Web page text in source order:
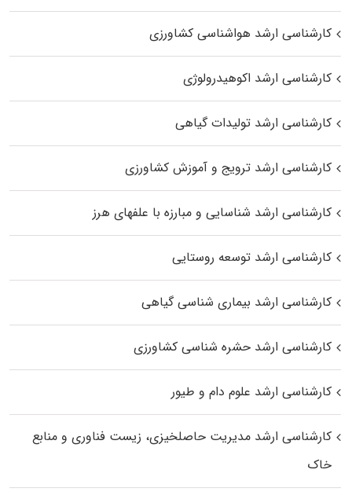
کارشناسی ارشد هواشناسی کشاورزی
کارشناسی ارشد اکوهیدرولوژی
کارشناسی ارشد تولیدات گیاهی
کارشناسی ارشد ترویج و آموزش کشاورزی
کارشناسی ارشد شناسایی و مبارزه با علفهای هرز
کارشناسی ارشد توسعه روستایی
کارشناسی ارشد بیماری‌ شناسی گیاهی
کارشناسی ارشد حشره‌ شناسی کشاورزی
کارشناسی ارشد علوم دام و طیور
کارشناسی ارشد مدیریت حاصلخیزی، زیست فناوری و منابع
خاک